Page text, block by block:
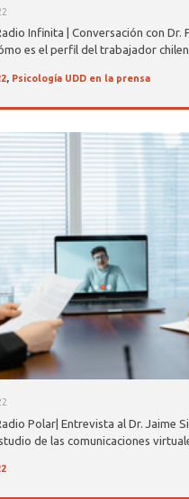
Infinita | Conversación con Dr.
es el perfil del trabajador
, Psicología UDD en la prensa
Polar| Entrevista al Dr. Jaime
de las comunicaciones